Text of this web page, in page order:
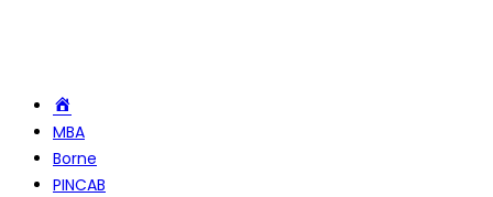
MBA
Borne
PINCAB